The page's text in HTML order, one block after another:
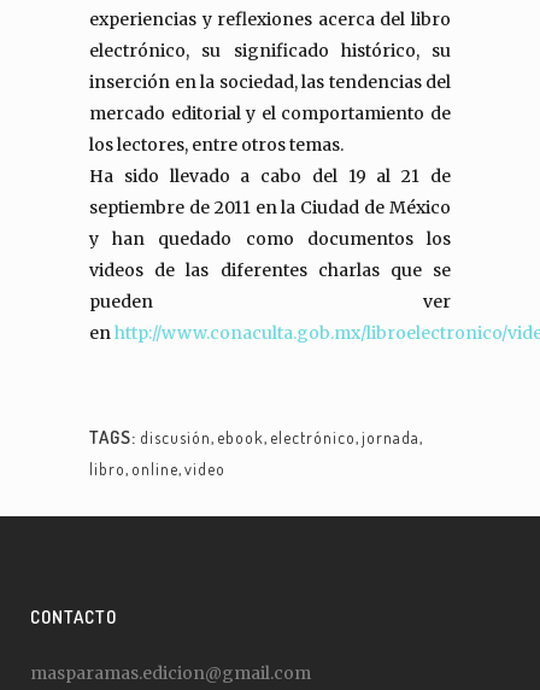
experiencias y reflexiones acerca del libro
electrónico, su significado histórico, su
inserción en la sociedad, las tendencias del
mercado editorial y el comportamiento de
los lectores, entre otros temas.
Ha sido llevado a cabo del 19 al 21 de
septiembre de 2011 en la Ciudad de México
y han quedado como documentos los
videos de las diferentes charlas que se
pueden ver
enhttp://www.conaculta.gob.mx/libroelectronico/
TAGS: discusión, ebook, electrónico,jornada,
libro, online,video
CONTACTO
masparamas.edicion@gmail.com